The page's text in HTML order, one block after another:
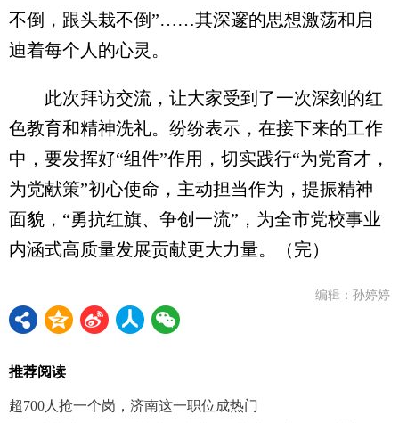
不倒，跟头栽不倒”……其深邃的思想激荡和启
迪着每个人的心灵。
此次拜访交流，让大家受到了一次深刻的红
色教育和精神洗礼。纷纷表示，在接下来的工作
中，要发挥好“组件”作用，切实践行“为党育才，
为党献策”初心使命，主动担当作为，提振精神
面貌，“勇抗红旗、争创一流”，为全市党校事业
内涵式高质量发展贡献更大力量。（完）
编辑：孙婷婷
推荐阅读
超700人抢一个岗，济南这一职位成热门